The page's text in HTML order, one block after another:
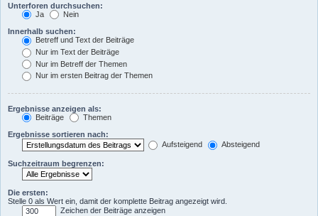
Unterforen durchsuchen:
Ja
Nein
Innerhalb suchen:
Betreff und Text der Beiträge
Nur im Text der Beiträge
Nur im Betreff der Themen
Nur im ersten Beitrag der Themen
Ergebnisse anzeigen als:
Beiträge
Themen
Ergebnisse sortieren nach:
Aufsteigend
Absteigend
Suchzeitraum begrenzen:
Die ersten:
Stelle 0 als Wert ein, damit der komplette Beitrag angezeigt wird.
Zeichen der Beiträge anzeigen